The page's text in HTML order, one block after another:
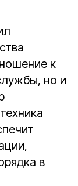
к
но и
в